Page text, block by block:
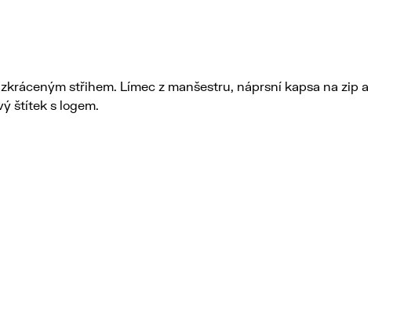
střihem. Límec z manšestru, náprsní kapsa na zip a
štítek s logem.